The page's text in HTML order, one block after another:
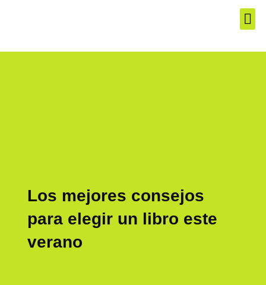
Los mejores consejos
para elegir un libro este
verano